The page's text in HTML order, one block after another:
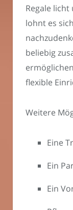
Regale
lohnt es
beliebig
flexible
Weitere
Eine
Ein
Ein